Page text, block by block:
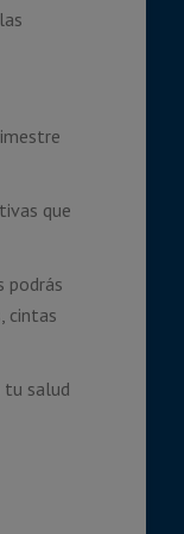
que
podrás
cintas
tu salud